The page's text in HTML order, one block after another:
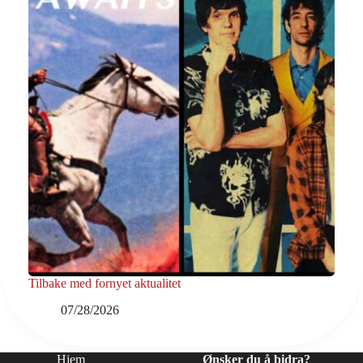
Tilbake med fornyet aktualitet
07/28/2026
Hjem Ønsker du å bidra?